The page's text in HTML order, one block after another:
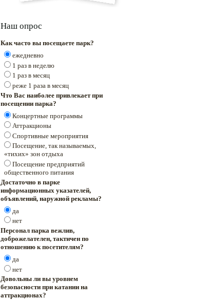
Наш опрос
Как часто вы посещаете парк?
ежедневно
1 раз в неделю
1 раз в месяц
реже 1 раза в месяц
Что Вас наиболее привлекает при
посещении парка?
Концертные программы
Аттракционы
Спортивные мероприятия
Посещение, так называемых,
«тихих» зон отдыха
Посещение предприятий
общественного питания
Достаточно в парке
информационных указателей,
объявлений, наружной рекламы?
да
нет
Персонал парка вежлив,
доброжелателен, тактичен по
отношению к посетителям?
да
нет
Довольны ли вы уровнем
безопасности при катании на
аттракционах?